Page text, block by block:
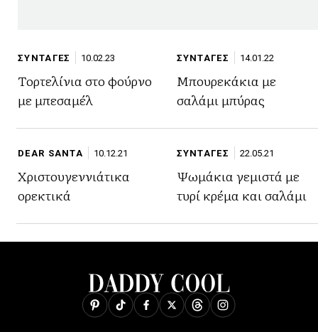
ΣΥΝΤΑΓΕΣ 10.02.23
Τορτελίνια στο φούρνο
με μπεσαμέλ
ΣΥΝΤΑΓΕΣ 14.01.22
Μπουρεκάκια με
σαλάμι μπύρας
DEAR SANTA 10.12.21
Χριστουγεννιάτικα
ορεκτικά
ΣΥΝΤΑΓΕΣ 22.05.21
Ψωμάκια γεμιστά με
τυρί κρέμα και σαλάμι